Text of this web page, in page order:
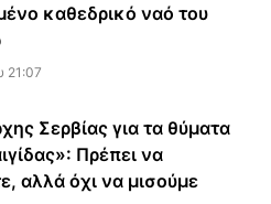
καθεδρικό ναό του
21:07
Σερβίας για τα θύματα
Πρέπει να
αλλά όχι να μισούμε